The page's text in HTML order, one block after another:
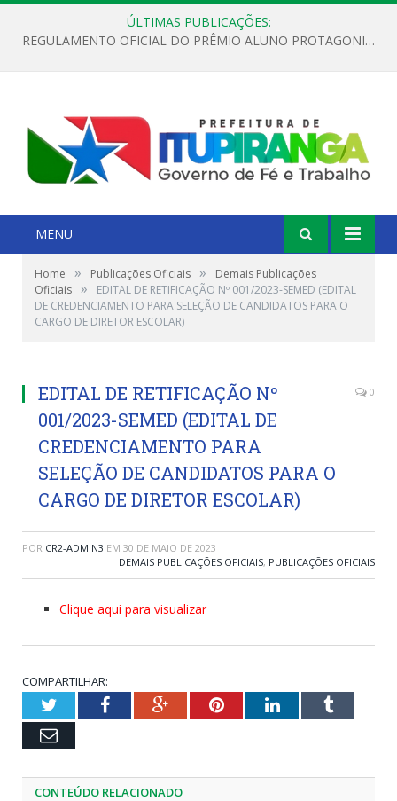
ÚLTIMAS PUBLICAÇÕES:
REGULAMENTO OFICIAL DO PRÊMIO ALUNO PROTAGONISTA – EDIÇÃO 2026
MENU
Home » Publicações Oficiais »
Demais Publicações
Oficiais »
EDITAL DE RETIFICAÇÃO Nº 001/2023-SEMED (EDITAL
DE CREDENCIAMENTO PARA SELEÇÃO DE CANDIDATOS PARA O
CARGO DE DIRETOR ESCOLAR)
EDITAL DE RETIFICAÇÃO Nº
001/2023-SEMED (EDITAL DE
CREDENCIAMENTO PARA
SELEÇÃO DE CANDIDATOS PARA O
CARGO DE DIRETOR ESCOLAR)
0
POR CR2-ADMIN3 EM 30 DE MAIO DE 2023
DEMAIS PUBLICAÇÕES OFICIAIS, PUBLICAÇÕES OFICIAIS
Clique aqui para visualizar
COMPARTILHAR:
TwitterFacebookGoogle+PinterestLinkedInTumblr
Email
CONTEÚDO RELACIONADO